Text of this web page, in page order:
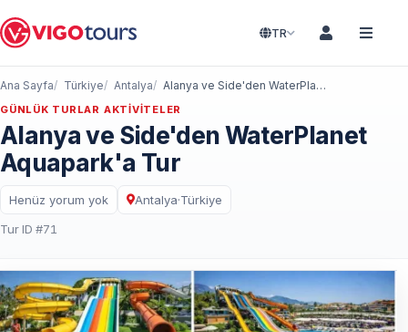
TR
Ana Sayfa Türkiye Antalya Alanya ve Side'den WaterPlanet Aquapark'a Tur
GÜNLÜK TURLAR AKTIVITELER
Alanya ve Side'den WaterPlanet
Aquapark'a Tur
Henüz yorum yok Antalya·Türkiye
Tur ID #71